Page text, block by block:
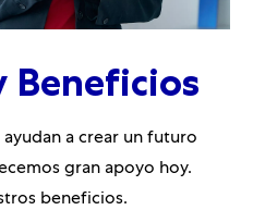
Beneficios
a crear un futuro
gran apoyo hoy.
beneficios.